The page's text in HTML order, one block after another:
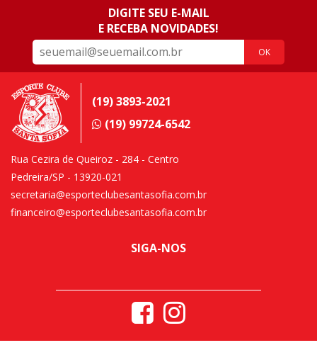
DIGITE SEU E-MAIL
E RECEBA NOVIDADES!
OK
(19) 3893-2021
(19) 99724-6542
Rua Cezira de Queiroz - 284 - Centro
Pedreira/SP - 13920-021
secretaria@esporteclubesantasofia.com.br
financeiro@esporteclubesantasofia.com.br
SIGA-NOS